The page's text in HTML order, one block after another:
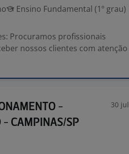
Ensino Fundamental (1º grau)
Procuramos profissionais
nossos clientes com atenção
-
- CAMPINAS/SP
30 jul